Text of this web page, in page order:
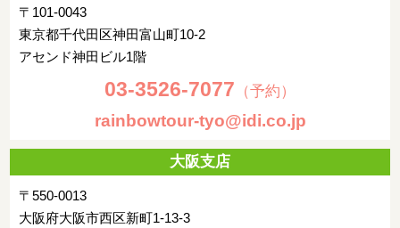
〒101-0043
東京都千代田区神田富山町10-2
アセンド神田ビル1階
03-3526-7077 （予約）
rainbowtour-tyo@idi.co.jp
大阪支店
〒550-0013
大阪府大阪市西区新町1-13-3